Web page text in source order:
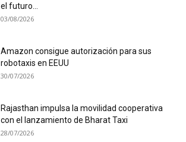
el futuro...
03/08/2026
Amazon consigue autorización para sus
robotaxis en EEUU
30/07/2026
Rajasthan impulsa la movilidad cooperativa
con el lanzamiento de Bharat Taxi
28/07/2026